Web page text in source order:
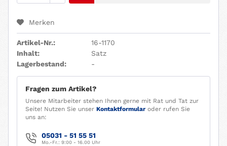
Merken
Artikel-Nr.:
16-1170
Inhalt:
Satz
Lagerbestand:
-
Fragen zum Artikel?
Unsere Mitarbeiter stehen Ihnen gerne mit Rat und Tat zur
Seite! Nutzen Sie unser Kontaktformular oder rufen Sie
uns an:
05031 - 51 55 51
Mo.-Fr.: 9:00 - 16.00 Uhr